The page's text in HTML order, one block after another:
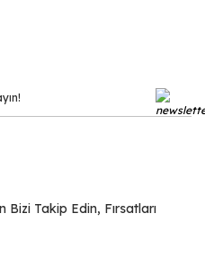
Bizi Takip Edin, Fırsatları